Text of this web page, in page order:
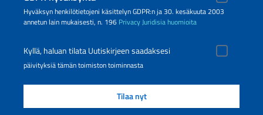
Hyväksyn henkilötietojeni käsittelyn GDPR:n ja 30. kesäkuuta 2003
annetun lain mukaisesti, n. 196 PrivacyJuridisia huomioita
Kyllä, haluan tilata Uutiskirjeen saadaksesi
päivityksiä tämän toimiston toiminnasta